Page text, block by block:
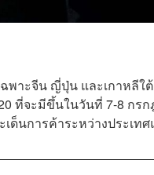
าะจีน ญี่ปุ่น และเกาหลีใ
ที่จะมีขึ้นในวันที่ 7-8 กร
เด็นการค้าระหว่างประเ